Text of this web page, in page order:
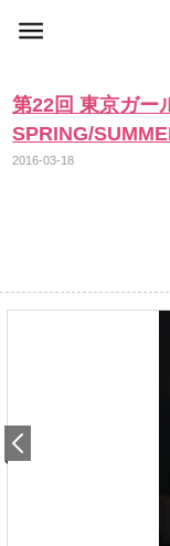
第22回 東京ガー
SPRING/
2016-03-18